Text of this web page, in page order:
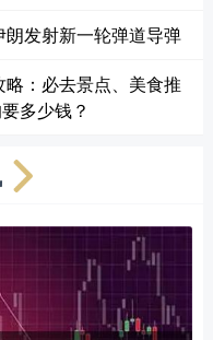
发射新一轮弹道导弹
：必去景点、美食推
多少钱？